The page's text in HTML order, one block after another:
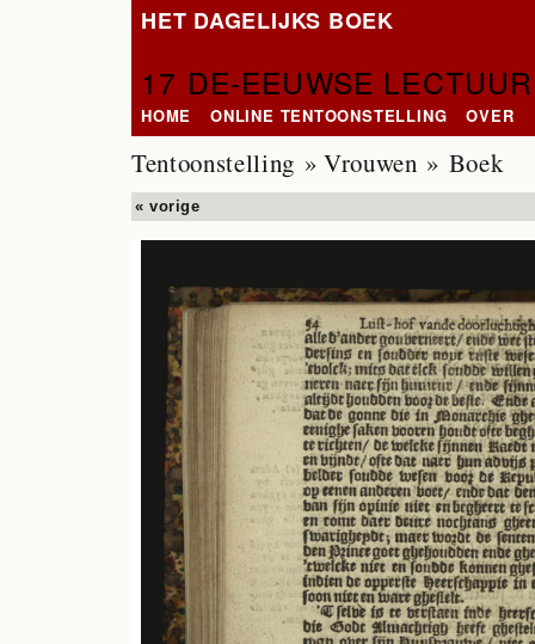
HET DAGELIJKS BOEK
17 DE-EEUWSE
HOME ONLINE TENTOONSTELLING OVER
Tentoonstelling » Vrouwen » Boek
« vorige